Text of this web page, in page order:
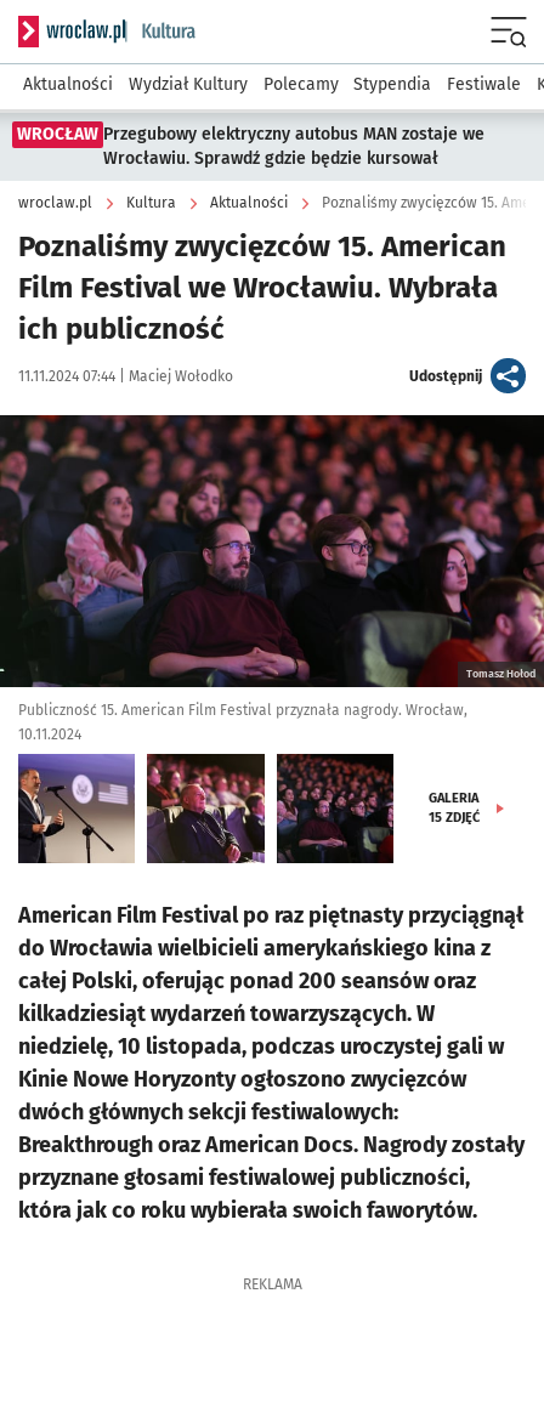
Serwis informacyjny wroclaw.pl podserwis: Kultura
Aktualności Wydział Kultury Polecamy Stypendia Festiwale
WROCŁAW Przegubowy elektryczny autobus MAN zostaje we
Wrocławiu. Sprawdź gdzie będzie kursował
wroclaw.pl Kultura Aktualności Poznaliśmy zwycięzców 15.
Poznaliśmy zwycięzców 15. American
Film Festival we Wrocławiu. Wybrała
ich publiczność
Data publikacji:
11.11.2024 07:44 | Autor:
Maciej Wołodko Udostępnijartykuł
Kliknij, aby zobaczyć galerię
Tomasz Hołod
Publiczność 15. American Film Festival przyznała nagrody. Wrocław,
10.11.2024
GALERIA
15 ZDJĘĆ
American Film Festival po raz piętnasty przyciągnął
do Wrocławia wielbicieli amerykańskiego kina z
całej Polski, oferując ponad 200 seansów oraz
kilkadziesiąt wydarzeń towarzyszących. W
niedzielę, 10 listopada, podczas uroczystej gali w
Kinie Nowe Horyzonty ogłoszono zwycięzców
dwóch głównych sekcji festiwalowych:
Breakthrough oraz American Docs. Nagrody zostały
przyznane głosami festiwalowej publiczności,
która jak co roku wybierała swoich faworytów.
REKLAMA